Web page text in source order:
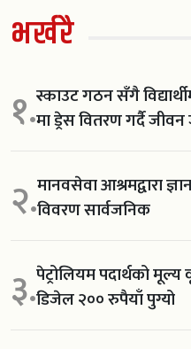
भर्खरै
१.स्काउट गठन सँगै
मा ड्रेस वितरण गर्दै जीवन
२.मानवसेवा आश्रमद्वारा
विवरण सार्वजनिक
३.पेट्रोलियम पदार्थको मूल्य
डिजेल २०० रुपैयाँ पुग्यो